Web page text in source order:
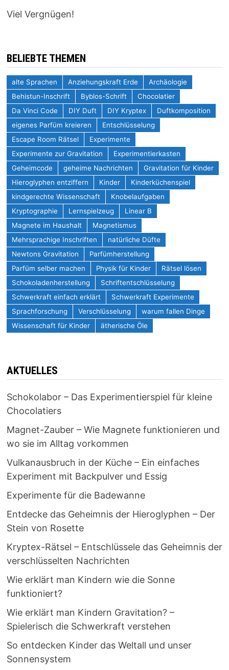
Viel Vergnügen!
BELIEBTE THEMEN
alte Sprachen Anziehungskraft Erde
Archäologie
Behistun-Inschrift
Byblos-Schrift
Chocolatier
Da Vinci Code
DIY Duft DIY Kryptex
Duftkomposition
eigenes Parfüm kreieren
Entschlüsselung
Escape Room Rätsel
Experimente
Experimente zur Gravitation
Experimentierkasten
Geheimcode
geheime Nachrichten
Gravitation für Kinder
Hieroglyphen entziffern
Kinder
Kinderküchenspiel
kindgerechte Wissenschaft
Knobelaufgaben
Kryptographie
Lernspielzeug
Linear B
Magnete im Haushalt
Magnetismus
Mehrsprachige Inschriften
natürliche Düfte
Newtons Gravitation
Parfümherstellung
Parfüm selber machen
Physik für Kinder
Rätsel lösen
Schokoladenherstellung
Schriftentschlüsselung
Schwerkraft einfach erklärt
Schwerkraft Experimente
Sprachforschung
Verschlüsselung
warum fallen Dinge
Wissenschaft für Kinder
ätherische Öle
AKTUELLES
Schokolabor – Das Experimentierspiel für kleine
Chocolatiers
Magnet-Zauber – Wie Magnete funktionieren und
wo sie im Alltag vorkommen
Vulkanausbruch in der Küche – Ein einfaches
Experiment mit Backpulver und Essig
Experimente für die Badewanne
Entdecke das Geheimnis der Hieroglyphen – Der
Stein von Rosette
Kryptex-Rätsel – Entschlüssele das Geheimnis der
verschlüsselten Nachrichten
Wie erklärt man Kindern wie die Sonne
funktioniert?
Wie erklärt man Kindern Gravitation? –
Spielerisch die Schwerkraft verstehen
So entdecken Kinder das Weltall und unser
Sonnensystem